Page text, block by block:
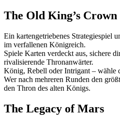
The Old King’s Crown
Ein kartengetriebenes Strategiespiel
im verfallenen Königreich.
Spiele Karten verdeckt aus, sichere
rivalisierende Thronanwärter.
König, Rebell oder Intrigant – wähle
Wer nach mehreren Runden den
den Thron des alten Königs.
The Legacy of Mars